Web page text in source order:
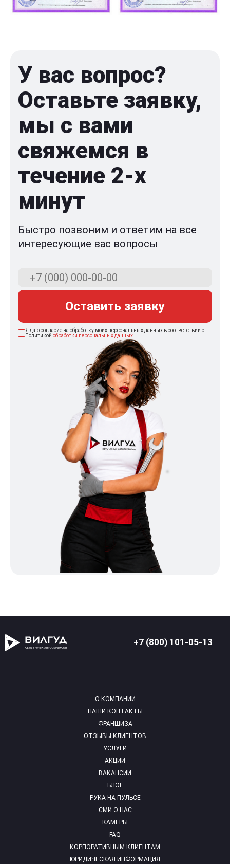
У вас вопрос?
Оставьте заявку,
мы с вами
свяжемся в
течение 2-x
минут
Быстро позвоним и ответим на все
интересующие вас вопросы
Оставить заявку
Я даю согласие на обработку моих персональных данных в соответствии с
Политикой обработки персональных данных
+7 (800) 101-05-13
О КОМПАНИИ
НАШИ КОНТАКТЫ
ФРАНШИЗА
ОТЗЫВЫ КЛИЕНТОВ
УСЛУГИ
АКЦИИ
ВАКАНСИИ
БЛОГ
РУКА НА ПУЛЬСЕ
СМИ О НАС
КАМЕРЫ
FAQ
КОРПОРАТИВНЫМ КЛИЕНТАМ
ЮРИДИЧЕСКАЯ ИНФОРМАЦИЯ